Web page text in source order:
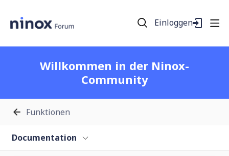
Einloggen
Willkommen in der Ninox-
Community
Funktionen
Documentation